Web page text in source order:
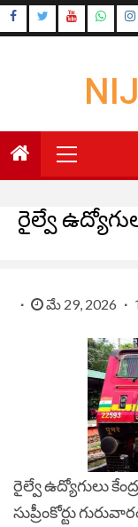
Skip
to
Menu
రైల్వే
మే 29, 2026
రైల్వే ఉద్యోగులు
సుప్రీంకోర్టు